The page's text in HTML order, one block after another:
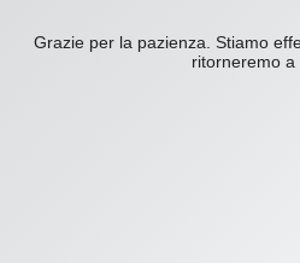
Grazie per la pazienza. Stiamo
ritorneremo a